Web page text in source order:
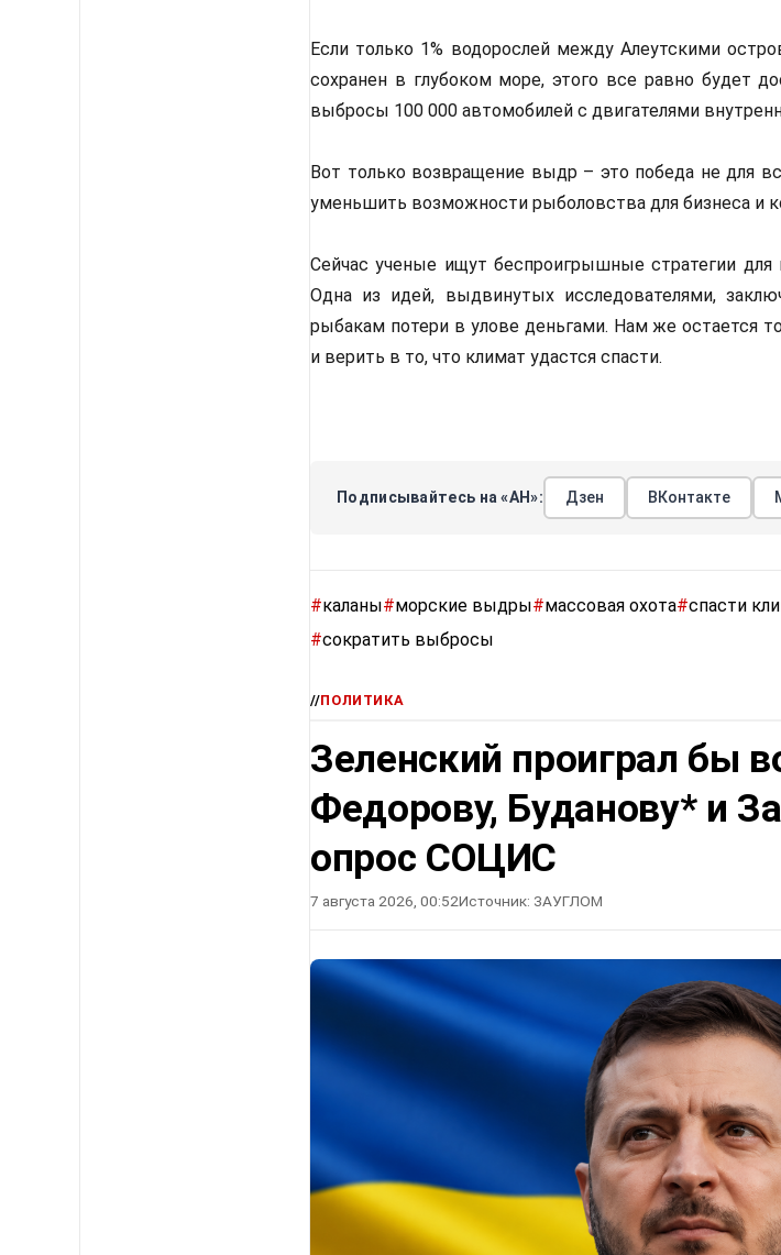
Если только 1% водорослей между Алеутскими
сохранен в глубоком море, этого все равно будет
выбросы 100 000 автомобилей с двигателями
Вот только возвращение выдр – это победа не для
уменьшить возможности рыболовства для бизнеса и
Сейчас ученые ищут беспроигрышные стратегии для
Одна из идей, выдвинутых исследователями,
рыбакам потери в улове деньгами. Нам же остается
и верить в то, что климат удастся спасти.
Подписывайтесь на «АН»: Дзен ВКонтакте
#каланы#морские выдры#массовая охота#спасти
#сократить выбросы
//ПОЛИТИКА
Зеленский проиграл бы
Федорову, Буданову* и
опрос СОЦИС
7 августа 2026, 00:52Источник: ЗАУГЛОМ